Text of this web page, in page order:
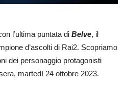
l’ultima puntata di Belve, il
d’ascolti di Rai2. Scopriamo
dei personaggio protagonisti
martedì 24 ottobre 2023.